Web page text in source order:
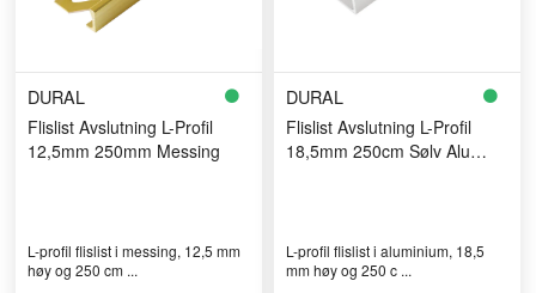
DURAL
Flislist Avslutning L-Profil
12,5mm 250mm Messing
L-profil flislist i messing, 12,5 mm
høy og 250 cm ...
DURAL
Flislist Avslutning L-Profil
18,5mm 250cm Sølv Alu
L-profil flislist i aluminium, 18,5
mm høy og 250 c ...